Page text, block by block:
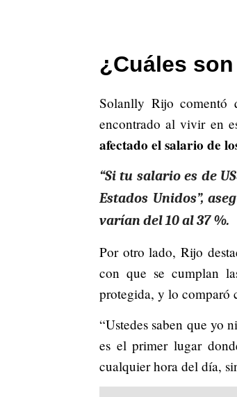
¿Cuáles
Solanlly Rijo comentó
encontrado al vivir en
afectado el salario de
“Si tu salario es de
Estados Unidos”,
varían del 10 al 37 %.
Por otro lado, Rijo
con que se cumplan
protegida, y lo comparó
“Ustedes saben que yo
es el primer lugar
cualquier hora del día,